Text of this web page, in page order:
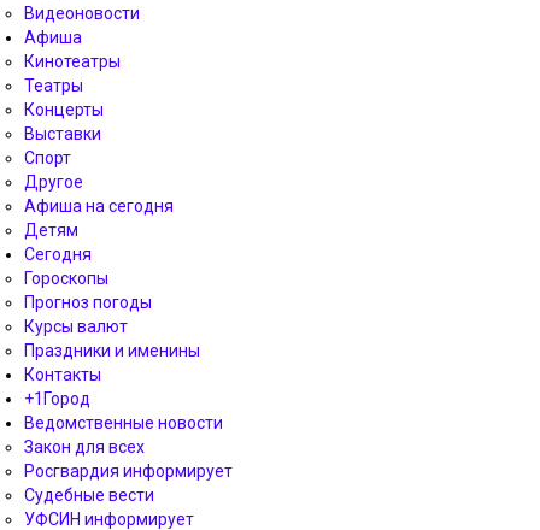
Видеоновости
Афиша
Кинотеатры
Театры
Концерты
Выставки
Спорт
Другое
Афиша на сегодня
Детям
Сегодня
Гороскопы
Прогноз погоды
Курсы валют
Праздники и именины
Контакты
+1Город
Ведомственные новости
Закон для всех
Росгвардия информирует
Судебные вести
УФСИН информирует